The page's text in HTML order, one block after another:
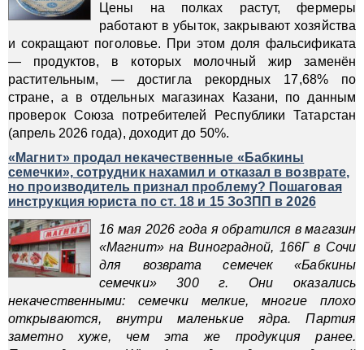
Цены на полках растут, фермеры
работают в убыток, закрывают хозяйства
и сокращают поголовье. При этом доля фальсификата
— продуктов, в которых молочный жир заменён
растительным, — достигла рекордных 17,68% по
стране, а в отдельных магазинах Казани, по данным
проверок Союза потребителей Республики Татарстан
(апрель 2026 года), доходит до 50%.
«Магнит» продал некачественные «Бабкины
семечки», сотрудник нахамил и отказал в возврате,
но производитель признал проблему? Пошаговая
инструкция юриста по ст. 18 и 15 ЗоЗПП в 2026
16 мая 2026 года я обратился в магазин
«Магнит» на Виноградной, 166Г в Сочи
для возврата семечек «Бабкины
семечки» 300 г. Они оказались
некачественными: семечки мелкие, многие плохо
открываются, внутри маленькие ядра. Партия
заметно хуже, чем эта же продукция ранее.